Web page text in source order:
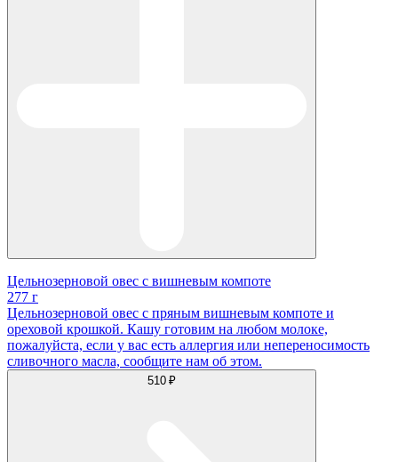
Цельнозерновой овес с вишневым компоте
277 г
Цельнозерновой овес с пряным вишневым компоте и
ореховой крошкой. Кашу готовим на любом молоке,
пожалуйста, если у вас есть аллергия или непереносимость
сливочного масла, сообщите нам об этом.
510 ₽